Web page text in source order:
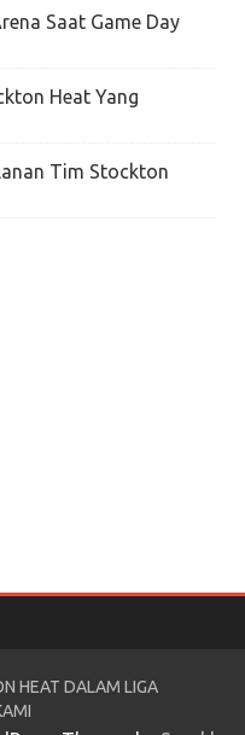
Saat Game Day
Heat Yang
Tim Stockton
HEAT DALAM LIGA